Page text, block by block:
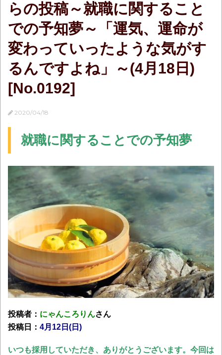
らの投稿～就職に関すること
での予知夢～「運気、運命が
変わっていったような気がす
るんですよね」～(4月18日)
[No.0192]
2020/04/18
就職に関することでの予知夢
投稿者： にゃんころりんさん
投稿日： 4月12日(日)
いつも採用していただき、ありがとうございます。今回は